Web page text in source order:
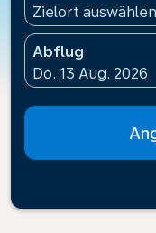
Zielort auswählen
Abflug
fc-booking-
Do. 13 Aug. 2026